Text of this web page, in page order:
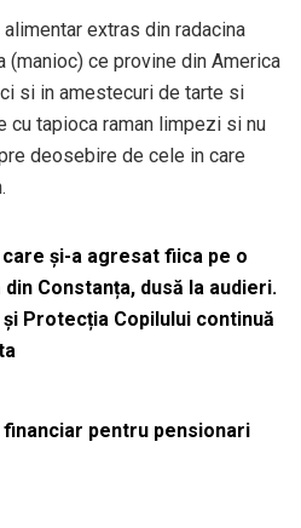
extras din radacina
(manioc) ce provine din America
si in amestecuri de tarte si
cu tapioca raman limpezi si nu
deosebire de cele in care
care și-a agresat fiica pe o
Constanța, dusă la audieri.
Protecția Copilului continuă
financiar pentru pensionari